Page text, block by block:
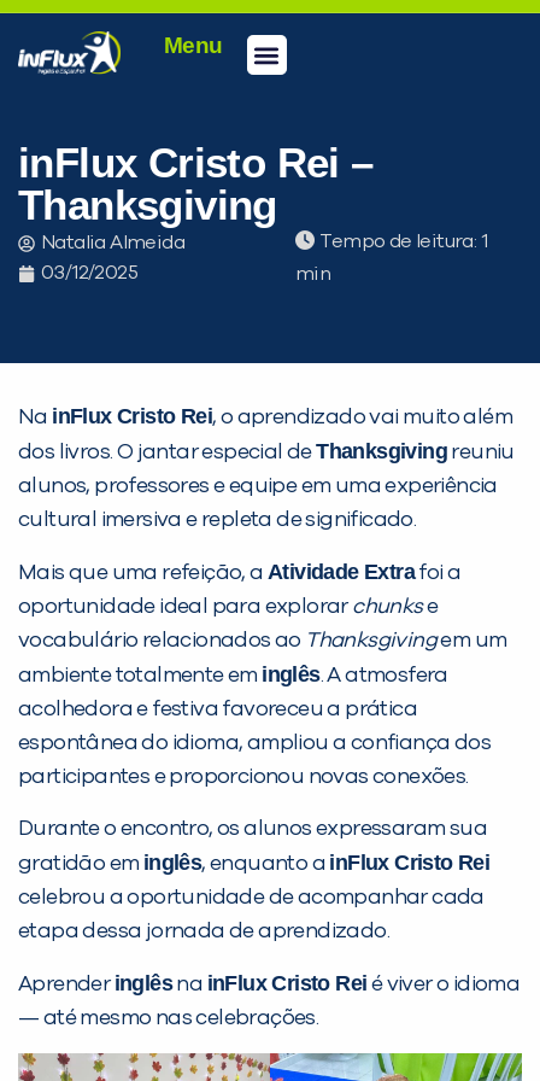
Menu
inFlux Cristo Rei –
Thanksgiving
Natalia Almeida
03/12/2025
Tempo de leitura:
Na inFlux Cristo Rei, o aprendizado vai muito além
dos livros. O jantar especial deThanksgiving reuniu
alunos, professores e equipe em uma experiência
cultural imersiva e repleta de significado.
Mais que uma refeição, a Atividade Extrafoi a
oportunidade ideal para explorarchunkse
vocabulário relacionados ao Thanksgivingem um
ambiente totalmente em inglês. A atmosfera
acolhedora e festiva favoreceu a prática
espontânea do idioma, ampliou a confiança dos
participantes e proporcionou novas conexões.
Durante o encontro, os alunos expressaram sua
gratidão em inglês, enquanto a inFlux Cristo Rei
celebrou a oportunidade de acompanhar cada
etapa dessa jornada de aprendizado.
Aprenderinglêsna inFlux Cristo Rei é viver o idioma
— até mesmo nas celebrações.
Desculpe!
Não encontramos nenhuma unidade
inFlux nesta cidade ou bairro que
você digitou.
já vamos te colocar em contato